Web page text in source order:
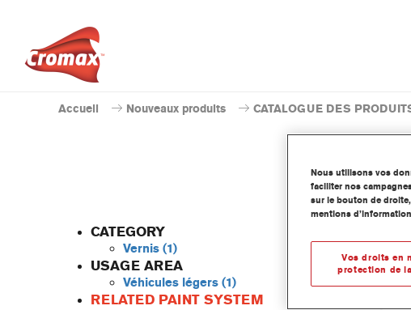
Accueil Nouveaux produits CATALOGUE DES
CATEGORY
Vernis (1)
USAGE AREA
Véhicules légers (1)
RELATED PAINT SYSTEM
Obtenez
Nous utilisons vos
faciliter nos
sur le bouton de
mentions d’information
Vos droits en
protection de